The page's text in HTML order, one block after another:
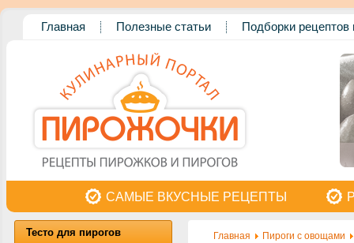
Главная Полезные статьи Подборки рецептов
САМЫЕ ВКУСНЫЕ РЕЦЕПТЫ
Тесто для пирогов Главная Пироги с овощами